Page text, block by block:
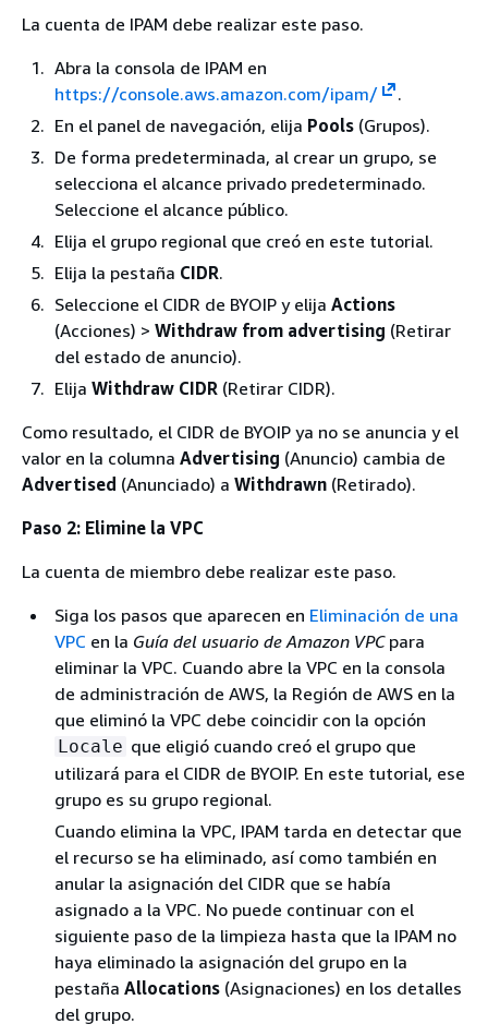
La cuenta de IPAM debe realizar este paso.
Abra la consola de IPAM en
https://console.aws.amazon.com/ipam/
.
En el panel de navegación, elija Pools (Grupos).
De forma predeterminada, al crear un grupo, se
selecciona el alcance privado predeterminado.
Seleccione el alcance público.
Elija el grupo regional que creó en este tutorial.
Elija la pestaña CIDR.
Seleccione el CIDR de BYOIP y elija Actions
(Acciones) > Withdraw from advertising (Retirar
del estado de anuncio).
Elija Withdraw CIDR (Retirar CIDR).
Como resultado, el CIDR de BYOIP ya no se anuncia y el
valor en la columna Advertising (Anuncio) cambia de
Advertised (Anunciado) a Withdrawn (Retirado).
Paso 2: Elimine la VPC
La cuenta de miembro debe realizar este paso.
Siga los pasos que aparecen en Eliminación de una
VPC en la Guía del usuario de Amazon VPCpara
eliminar la VPC. Cuando abre la VPC en la consola
de administración de AWS, la Región de AWS en la
que eliminó la VPC debe coincidir con la opción
Locale que eligió cuando creó el grupo que
utilizará para el CIDR de BYOIP. En este tutorial, ese
grupo es su grupo regional.
Cuando elimina la VPC, IPAM tarda en detectar que
el recurso se ha eliminado, así como también en
anular la asignación del CIDR que se había
asignado a la VPC. No puede continuar con el
siguiente paso de la limpieza hasta que la IPAM no
haya eliminado la asignación del grupo en la
pestaña Allocations (Asignaciones) en los detalles
del grupo.